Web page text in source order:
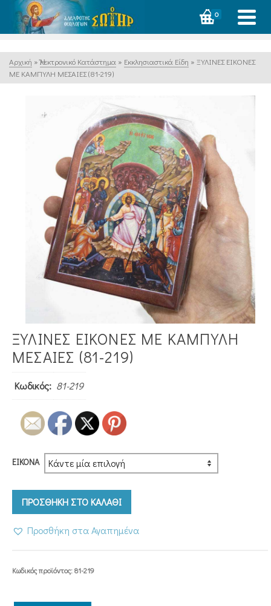
0
Αρχική » Ἠλεκτρονικό Κατάστημα » Εκκλησιαστικά Είδη » ΞΥΛΙΝΕΣ ΕΙΚΟΝΕΣ
ΜΕ ΚΑΜΠΥΛΗ ΜΕΣΑΙΕΣ (81-219)
ΞΥΛΙΝΕΣ ΕΙΚΟΝΕΣ ΜΕ ΚΑΜΠΥΛΗ
ΜΕΣΑΙΕΣ (81-219)
Κωδικός: 81-219
ΕΙΚΌΝΑ
ΠΡΟΣΘΗΚΗ ΣΤΟ ΚΑΛΑΘΙ
Προσθήκη στα Αγαπημένα
Κωδικός προϊόντος:81-219